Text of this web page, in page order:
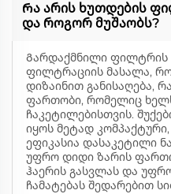
Რა არის ხუთდების
და როგორ მუშაობს?
Გარდაქმნილი ფილტრის
ფილტრაციის მასალა,
დიზაინით განისაღება,
ფართობი, რომელიც
ჩაკეტილებისთვის.
იყოს მეტად
ეფიკასია დასაკეტილი
უფრო დიდი ზარის
ჰაერის გასვლას და
ჩამატებას შედარებით